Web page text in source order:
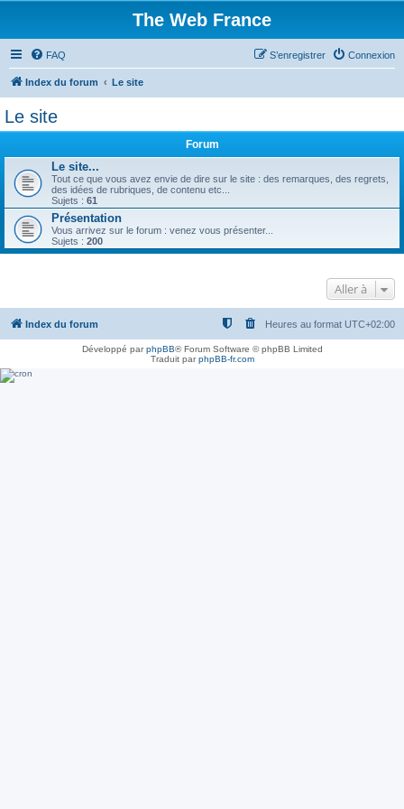
The Web France
FAQ Connexion
S’enregistrer
Index du forum Le site
Le site
Forum
Le site...
Tout ce que vous avez envie de dire sur le site : des remarques, des regrets,
des idées de rubriques, de contenu etc...
Sujets : 61
Présentation
Vous arrivez sur le forum : venez vous présenter...
Sujets : 200
Aller à
Index du forum Heures au format UTC+02:00
Développé parphpBB® Forum Software © phpBB Limited
Traduit parphpBB-fr.com